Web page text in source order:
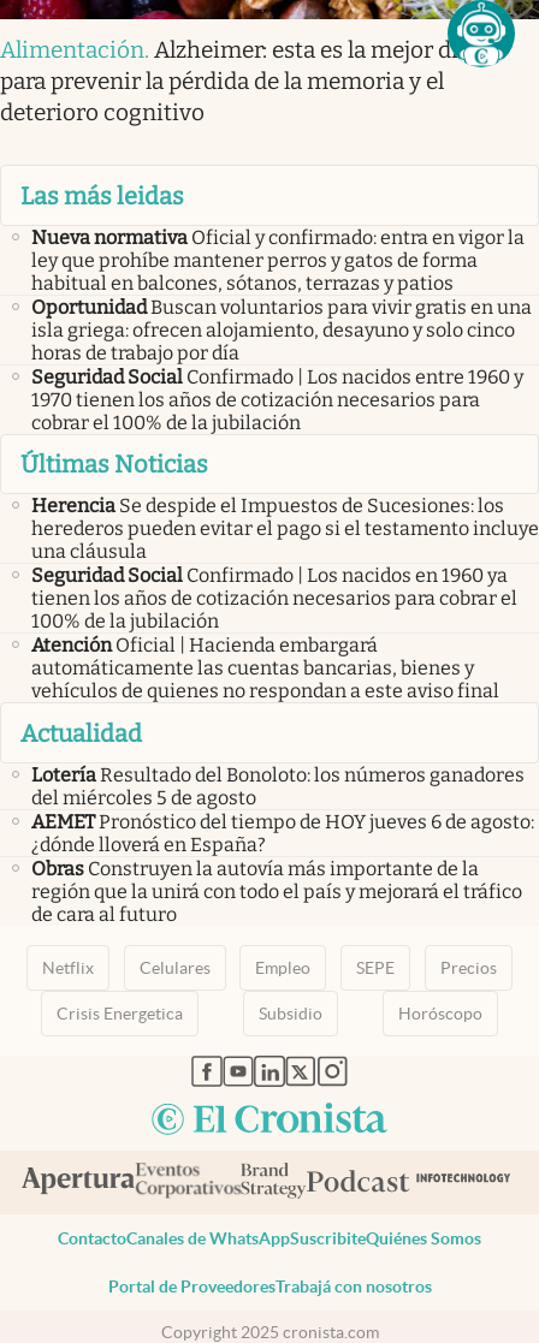
Alimentación. Alzheimer: esta es la mejor dieta
para prevenir la pérdida de la memoria y el
deterioro cognitivo
Las más leidas
Nueva normativa Oficial y confirmado: entra en vigor la
ley que prohíbe mantener perros y gatos de forma
habitual en balcones, sótanos, terrazas y patios
OportunidadBuscan voluntarios para vivir gratis en una
isla griega: ofrecen alojamiento, desayuno y solo cinco
horas de trabajo por día
Seguridad Social Confirmado | Los nacidos entre 1960 y
1970 tienen los años de cotización necesarios para
cobrar el 100% de la jubilación
Últimas Noticias
Herencia Se despide el Impuestos de Sucesiones: los
herederos pueden evitar el pago si el testamento incluye
una cláusula
Seguridad Social Confirmado | Los nacidos en 1960 ya
tienen los años de cotización necesarios para cobrar el
100% de la jubilación
Atención Oficial | Hacienda embargará
automáticamente las cuentas bancarias, bienes y
vehículos de quienes no respondan a este aviso final
Actualidad
LoteríaResultado del Bonoloto: los números ganadores
del miércoles 5 de agosto
AEMETPronóstico del tiempo de HOY jueves 6 de agosto:
¿dónde lloverá en España?
Obras Construyen la autovía más importante de la
región que la unirá con todo el país y mejorará el tráfico
de cara al futuro
Netflix Celulares Empleo SEPE Precios
Crisis Energetica Subsidio Horóscopo
abre en nueva pestaña
abre en nueva pestaña
abre en nueva pestaña
abre en nueva pestaña
abre en nueva pestaña
ContactoCanales de WhatsAppSuscribiteQuiénes Somos
Portal de ProveedoresTrabajá con nosotros
Copyright 2025 cronista.com